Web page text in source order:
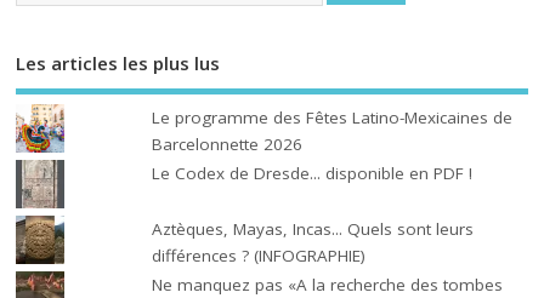
Les articles les plus lus
Le programme des Fêtes Latino-Mexicaines de
Barcelonnette 2026
Le Codex de Dresde... disponible en PDF !
Aztèques, Mayas, Incas... Quels sont leurs
différences ? (INFOGRAPHIE)
Ne manquez pas «A la recherche des tombes